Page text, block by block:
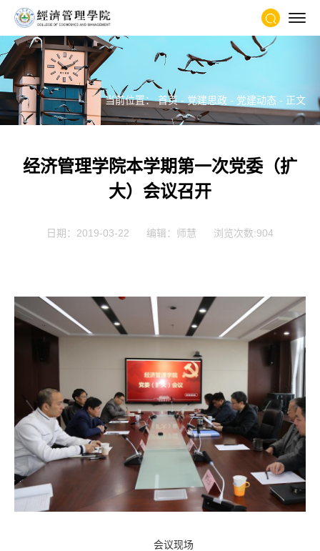
当前位置：首页- 党建思政 - 党建动态 - 正文
经济管理学院本学期第一次党委（扩
大）会议召开
日期：2019-03-22 编辑：师慧 浏览次数:904
会议现场